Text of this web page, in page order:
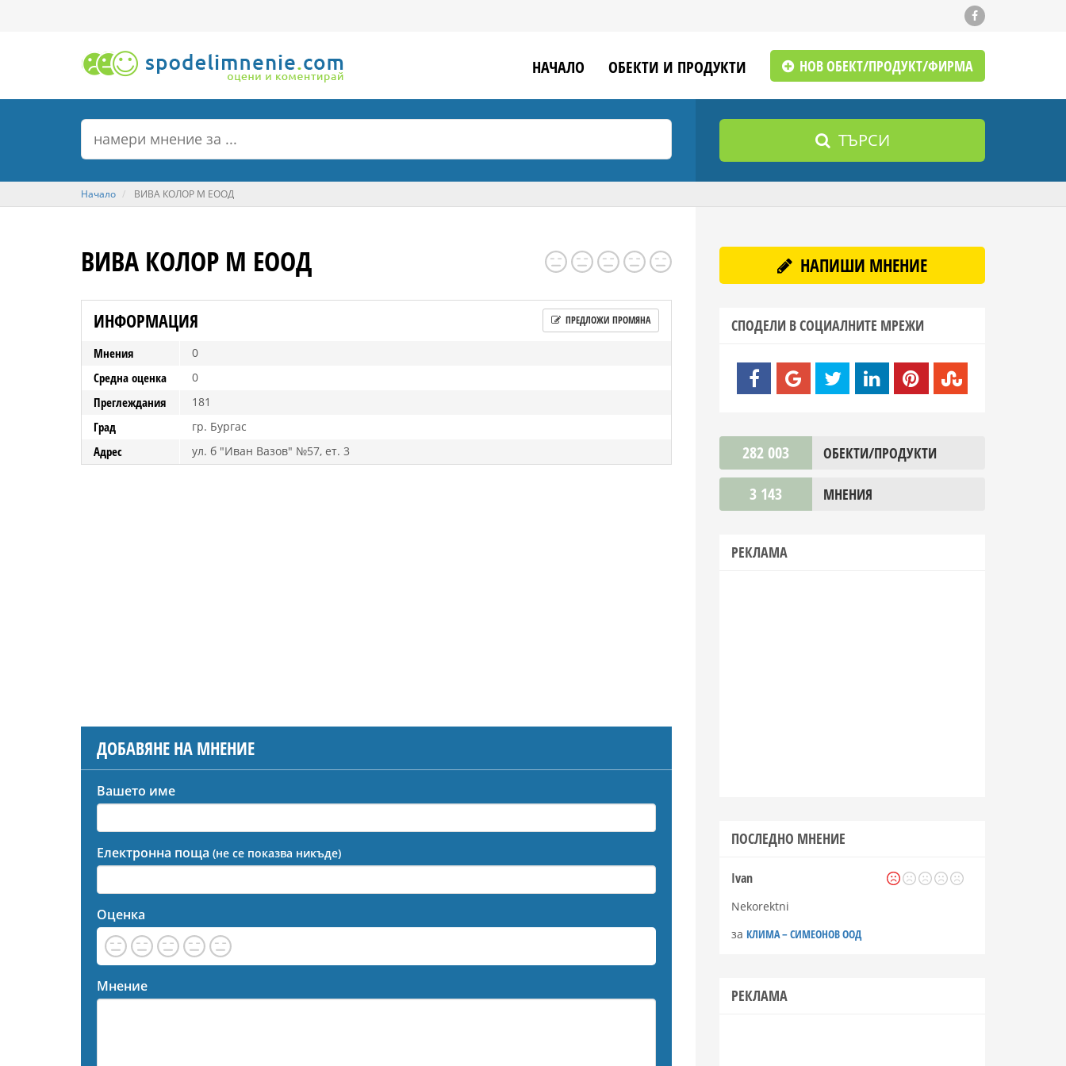
НАЧАЛО ОБЕКТИ И ПРОДУКТИ НОВ ОБЕКТ/ПРОДУКТ/ФИРМА
ТЪРСИ
Начало ВИВА КОЛОР М ЕООД
ВИВА КОЛОР М ЕООД
ИНФОРМАЦИЯ ПРЕДЛОЖИ ПРОМЯНА
Мнения 0
Средна оценка 0
Преглеждания 181
Град гр. Бургас
Адрес ул. б "Иван Вазов" №57, ет. 3
ДОБАВЯНЕ НА МНЕНИЕ
Вашето име
Електронна поща (не се показва никъде)
Оценка
Мнение
НАПИШИ МНЕНИЕ
СПОДЕЛИ В СОЦИАЛНИТЕ МРЕЖИ
282 003 ОБЕКТИ/ПРОДУКТИ
3 143 МНЕНИЯ
РЕКЛАМА
ПОСЛЕДНО МНЕНИЕ
Ivan
Nekorektni
за КЛИМА – СИМЕОНОВ ООД
РЕКЛАМА